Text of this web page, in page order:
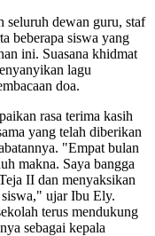
seluruh dewan guru, staf
beberapa siswa yang
ini. Suasana khidmat
lagu
doa.
rasa terima kasih
yang telah diberikan
"Empat bulan
makna. Saya bangga
II dan menyaksikan
siswa," ujar Ibu Ely.
terus mendukung
sebagai kepala